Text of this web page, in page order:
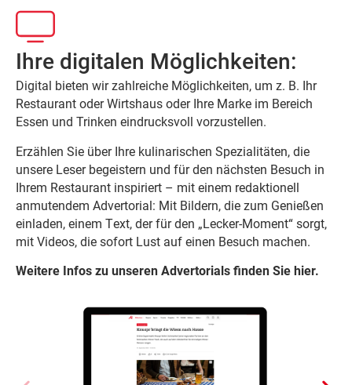
Ihre digitalen Möglichkeiten:
Digital bieten wir zahlreiche Möglichkeiten, um z. B. Ihr
Restaurant oder Wirtshaus oder Ihre Marke im Bereich
Essen und Trinken eindrucksvoll vorzustellen.
Erzählen Sie über Ihre kulinarischen Spezialitäten, die
unsere Leser begeistern und für den nächsten Besuch in
Ihrem Restaurant inspiriert – mit einem redaktionell
anmutendem Advertorial: Mit Bildern, die zum Genießen
einladen, einem Text, der für den „Lecker-Moment“ sorgt,
mit Videos, die sofort Lust auf einen Besuch machen.
Weitere Infos zu unseren Advertorials finden Sie hier.